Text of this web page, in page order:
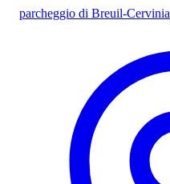
parcheggio di Breuil-Cervinia